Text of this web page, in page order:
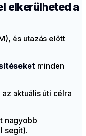
elkerülheted a
és utazás előtt
minden
az aktuális úti célra
nagyobb
segít).